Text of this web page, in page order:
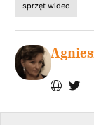
sprzęt wideo